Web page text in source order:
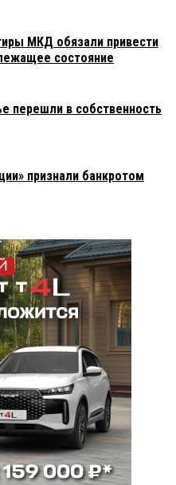
МКД обязали привести
состояние
перешли в собственность
признали банкротом